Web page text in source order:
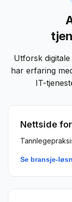
Utforsk
har erfaring
IT-
Nettside for
Se bransje-